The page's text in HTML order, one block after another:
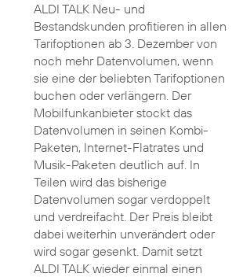
ALDI TALK Neu- und
Bestandskunden profitieren in allen
Tarifoptionen ab 3. Dezember von
noch mehr Datenvolumen, wenn
sie eine der beliebten Tarifoptionen
buchen oder verlängern. Der
Mobilfunkanbieter stockt das
Datenvolumen in seinen Kombi-
Paketen, Internet-Flatrates und
Musik-Paketen deutlich auf. In
Teilen wird das bisherige
Datenvolumen sogar verdoppelt
und verdreifacht. Der Preis bleibt
dabei weiterhin unverändert oder
wird sogar gesenkt. Damit setzt
ALDI TALK wieder einmal einen